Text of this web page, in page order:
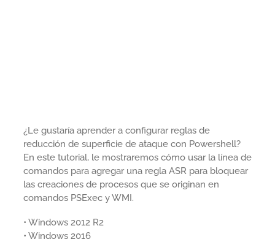
¿Le gustaría aprender a configurar reglas de
reducción de superficie de ataque con Powershell?
En este tutorial, le mostraremos cómo usar la línea de
comandos para agregar una regla ASR para bloquear
las creaciones de procesos que se originan en
comandos PSExec y WMI.
• Windows 2012 R2
• Windows 2016